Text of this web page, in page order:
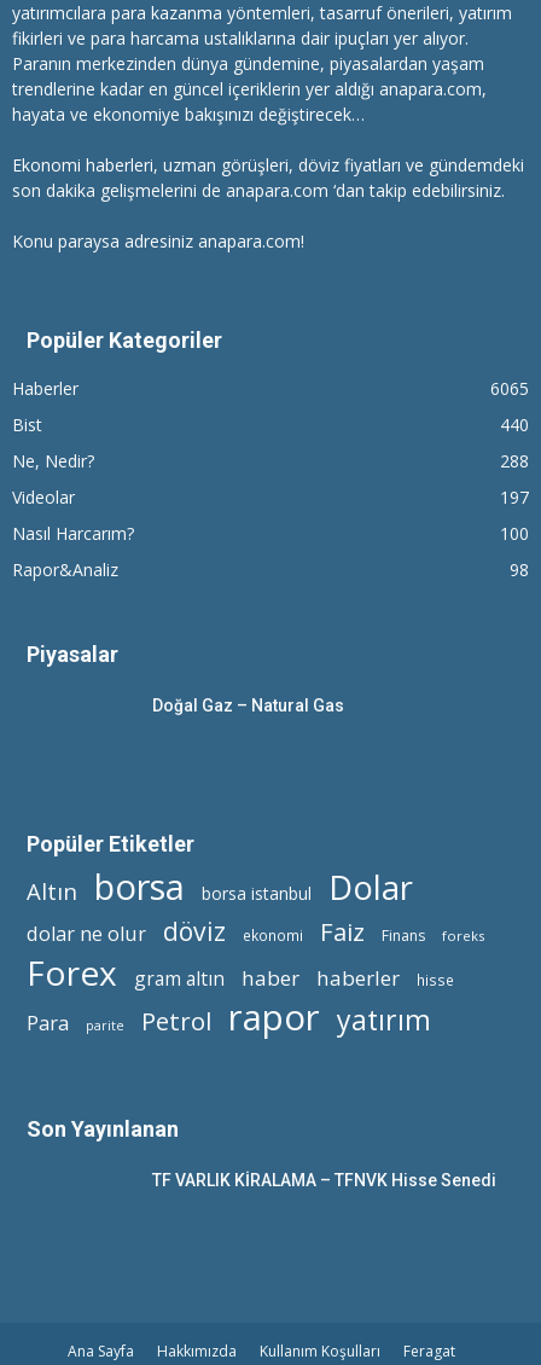
yatırımcılara para kazanma yöntemleri, tasarruf önerileri, yatırım
fikirleri ve para harcama ustalıklarına dair ipuçları yer alıyor.
Paranın merkezinden dünya gündemine, piyasalardan yaşam
trendlerine kadar en güncel içeriklerin yer aldığı anapara.com,
hayata ve ekonomiye bakışınızı değiştirecek…
Ekonomi haberleri, uzman görüşleri, döviz fiyatları ve gündemdeki
son dakika gelişmelerini de anapara.com ‘dan takip edebilirsiniz.
Konu paraysa adresiniz anapara.com!
Popüler Kategoriler
Haberler
6065
Bist
440
Ne, Nedir?
288
Videolar
197
Nasıl Harcarım?
100
Rapor&Analiz
98
Piyasalar
Doğal Gaz – Natural Gas
Popüler Etiketler
Altın borsa borsa istanbul Dolar
dolar ne olur döviz ekonomi Faiz Finans foreks
Forex gram altın haber haberler hisse
Para parite Petrol rapor yatırım
Son Yayınlanan
TF VARLIK KİRALAMA – TFNVK Hisse Senedi
Ana Sayfa Hakkımızda Kullanım Koşulları
Feragat